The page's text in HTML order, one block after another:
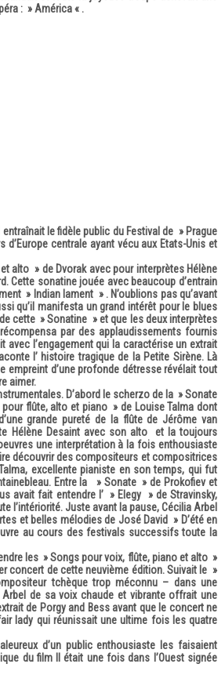
: » América « .
le fidèle public du Festival de » Prague
centrale ayant vécu aux Etats-Unis et
alto » de Dvorak avec pour interprètes Hélène
Cette sonatine jouée avec beaucoup d’entrain
» Indian lament » . N’oublions pas qu’avant
qu’il manifesta un grand intérêt pour le blues
cette » Sonatine » et que les deux interprètes
par des applaudissements fournis
l’engagement qui la caractérise un extrait
l’ histoire tragique de la Petite Sirène. Là
empreint d’une profonde détresse révélait tout
aimer.
D’abord le scherzo de la » Sonate
flûte, alto et piano » de Louise Talma dont
grande pureté de la flûte de Jérôme van
Hélène Desaint avec son alto et la toujours
une interprétation à la fois enthousiaste
découvrir des compositeurs et compositrices
excellente pianiste en son temps, qui fut
Entre la » Sonate » de Prokofiev et
avait fait entendre l’ » Elegy » de Stravinsky,
l’intériorité. Juste avant la pause, Cécilia Arbel
et belles mélodies de José David » D’été en
au cours des festivals successifs toute la
les » Songs pour voix, flûte, piano et alto »
concert de cette neuvième édition. Suivait le »
tchèque trop méconnu – dans une
de sa voix chaude et vibrante offrait une
de Porgy and Bess avant que le concert ne
lady qui réunissait une ultime fois les quatre
d’un public enthousiaste les faisaient
du film Il était une fois dans l’Ouest signée